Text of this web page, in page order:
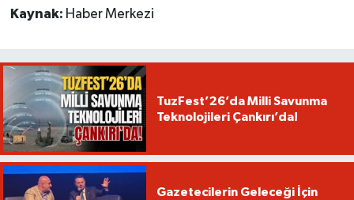
Kaynak: Haber Merkezi
TuzFest’26’da Milli Savunma
Teknolojileri Çankırı’da!
Gazetecilerin Geleceği İçin